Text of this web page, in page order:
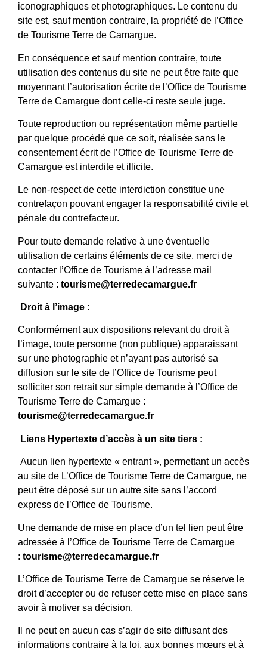
iconographiques et photographiques. Le contenu du
site est, sauf mention contraire, la propriété de l’Office
de Tourisme Terre de Camargue.
En conséquence et sauf mention contraire, toute
utilisation des contenus du site ne peut être faite que
moyennant l’autorisation écrite de l’Office de Tourisme
Terre de Camargue dont celle-ci reste seule juge.
Toute reproduction ou représentation même partielle
par quelque procédé que ce soit, réalisée sans le
consentement écrit de l’Office de Tourisme Terre de
Camargue est interdite et illicite.
Le non-respect de cette interdiction constitue une
contrefaçon pouvant engager la responsabilité civile et
pénale du contrefacteur.
Pour toute demande relative à une éventuelle
utilisation de certains éléments de ce site, merci de
contacter l’Office de Tourisme à l’adresse mail
suivante : tourisme@terredecamargue.fr
Droit à l’image :
Conformément aux dispositions relevant du droit à
l’image, toute personne (non publique) apparaissant
sur une photographie et n’ayant pas autorisé sa
diffusion sur le site de l’Office de Tourisme peut
solliciter son retrait sur simple demande à l’Office de
Tourisme Terre de Camargue :
tourisme@terredecamargue.fr
Liens Hypertexte d’accès à un site tiers :
Aucun lien hypertexte « entrant », permettant un accès
au site de L’Office de Tourisme Terre de Camargue, ne
peut être déposé sur un autre site sans l’accord
express de l’Office de Tourisme.
Une demande de mise en place d’un tel lien peut être
adressée à l’Office de Tourisme Terre de Camargue
: tourisme@terredecamargue.fr
L’Office de Tourisme Terre de Camargue se réserve le
droit d’accepter ou de refuser cette mise en place sans
avoir à motiver sa décision.
Il ne peut en aucun cas s’agir de site diffusant des
informations contraire à la loi, aux bonnes mœurs et à